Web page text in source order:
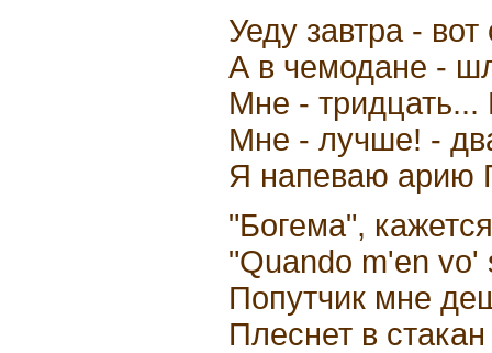
Уеду завтра -
А в чемодане -
Мне - тридцать...
Мне - лучше! -
Я напеваю арию
"Богема",
"Quando m'en vo'
Попутчик мне
Плеснет в